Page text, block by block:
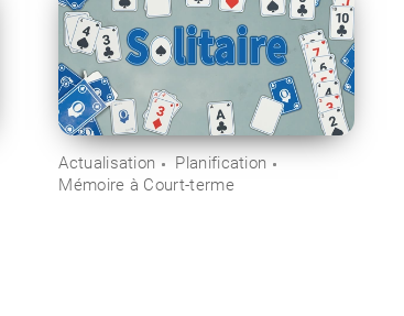
Actualisation
Planification
Mémoire à Court-terme